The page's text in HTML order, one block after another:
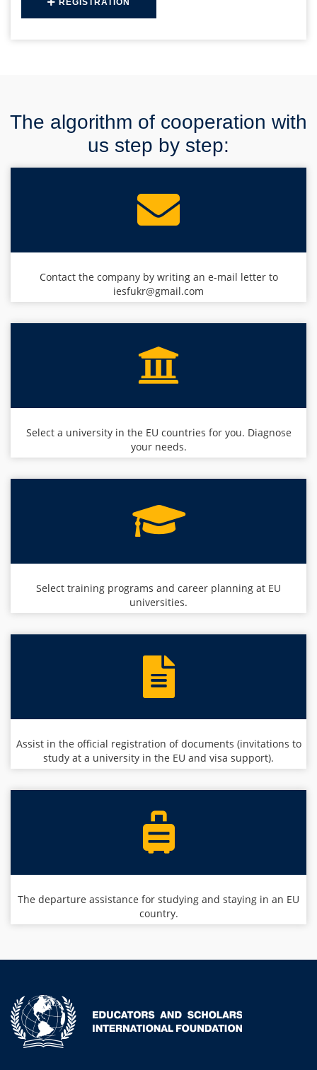
REGISTRATION
The algorithm of cooperation with
us step by step:
Contact the company by writing an e-mail letter to
iesfukr@gmail.com
Select a university in the EU countries for you. Diagnose
your needs.
Select training programs and career planning at EU
universities.
Assist in the official registration of documents (invitations to
study at a university in the EU and visa support).
The departure assistance for studying and staying in an EU
country.